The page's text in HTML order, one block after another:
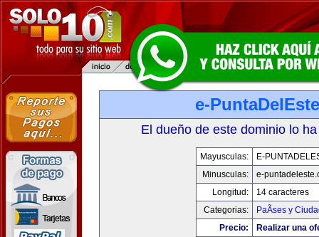
e-
El dueño de este dominio lo
Mayusculas:
E-
Minusculas:
e-
Longitud:
14 caracteres
Categorias:
PaÃ­ses y
Precio:
Realizar una